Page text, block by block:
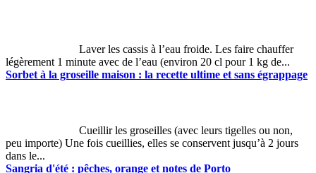
Laver les cassis à l’eau froide. Les faire chauffer
légèrement 1 minute avec de l’eau (environ 20 cl pour 1 kg de...
Sorbet à la groseille maison : la recette ultime et sans égrappage
Cueillir les groseilles (avec leurs tigelles ou non,
peu importe) Une fois cueillies, elles se conservent jusqu’à 2 jours
dans le...
Sangria d'été : pêches, orange et notes de Porto